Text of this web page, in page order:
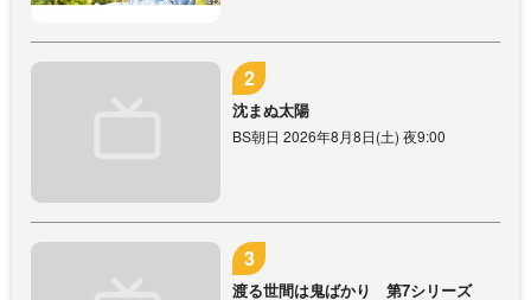
沈まぬ太陽
BS朝日 2026年8月8日(土) 夜9:00
渡る世間は鬼ばかり 第7シリーズ